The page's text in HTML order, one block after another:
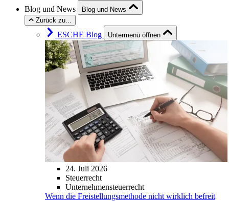
Blog und News
Blog und News
Zurück zu...
ESCHE Blog Untermenü öffnen
24. Juli 2026
Steuerrecht
Unternehmensteuerrecht
Wenn die Freistellungsmethode nicht wirklich befreit